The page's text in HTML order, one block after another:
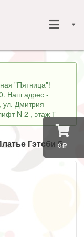
0
"Пятница"!
Наш адрес -
ул. Дмитрия
N 2 , этаж Т
Гэтсби 5